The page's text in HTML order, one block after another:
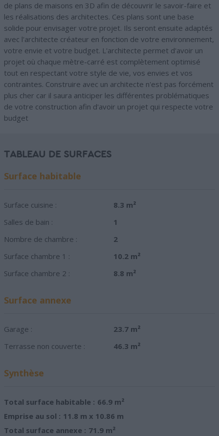
de plans de maisons en 3D afin de découvrir le savoir-faire et
les réalisations des architectes. Ces plans sont une base
solide pour envisager votre projet. Ils seront ensuite adaptés
avec l'architecte créateur en fonction de votre environnement,
votre envie et votre budget. L'architecte permet d'avoir un
projet où chaque mètre-carré est complètement optimisé
tout en respectant votre style de vie, vos envies et vos
contraintes. Construire avec un architecte n'est pas forcément
plus cher car il saura anticiper les différentes problématiques
de votre construction afin d'avoir un projet qui respecte votre
budget
TABLEAU DE SURFACES
Surface habitable
Surface cuisine :
8.3 m²
Salles de bain :
1
Nombre de chambre :
2
Surface chambre 1 :
10.2 m²
Surface chambre 2 :
8.8 m²
Surface annexe
Garage :
23.7 m²
Terrasse non couverte :
46.3 m²
Synthèse
Total surface habitable : 66.9 m²
Emprise au sol : 11.8 m x 10.86 m
Total surface annexe : 71.9 m²